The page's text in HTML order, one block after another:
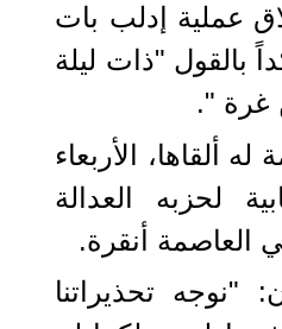
عملية إدلب بات
بالقول "ذات ليلة
غرة ".
ألقاها، الأربعاء
لحزبه العدالة
العاصمة أنقرة.
"نوجه تحذيراتنا